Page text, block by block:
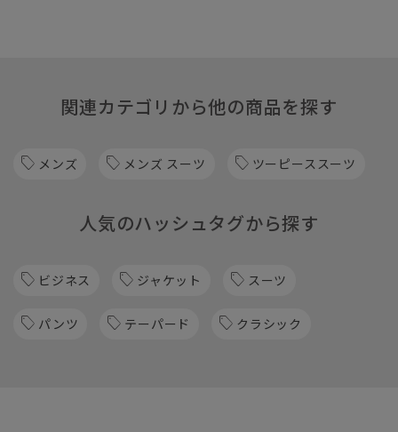
関連カテゴリから他の商品を探す
メンズ メンズ スーツ ツーピーススーツ
人気のハッシュタグから探す
ビジネス ジャケット スーツ
パンツ テーパード クラシック